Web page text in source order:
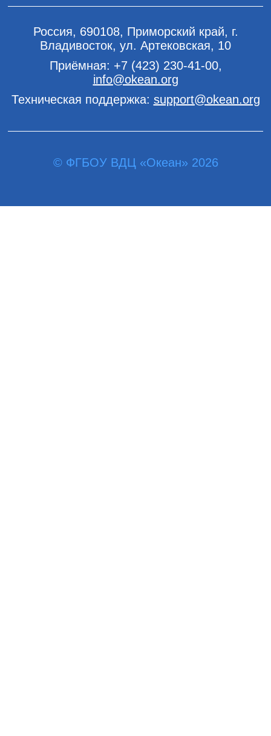
Россия, 690108, Приморский край, г.
Владивосток, ул. Артековская, 10
Приёмная: +7 (423) 230-41-00,
info@okean.org
Техническая поддержка: support@okean.org
© ФГБОУ ВДЦ «Океан» 2026